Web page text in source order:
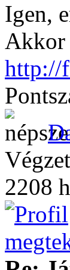
Igen,
Akkor
http://
2208